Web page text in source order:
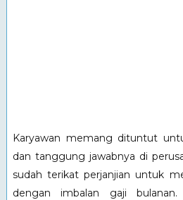
Karyawan memang dituntut
dan tanggung jawabnya di
sudah terikat perjanjian untuk
dengan imbalan gaji